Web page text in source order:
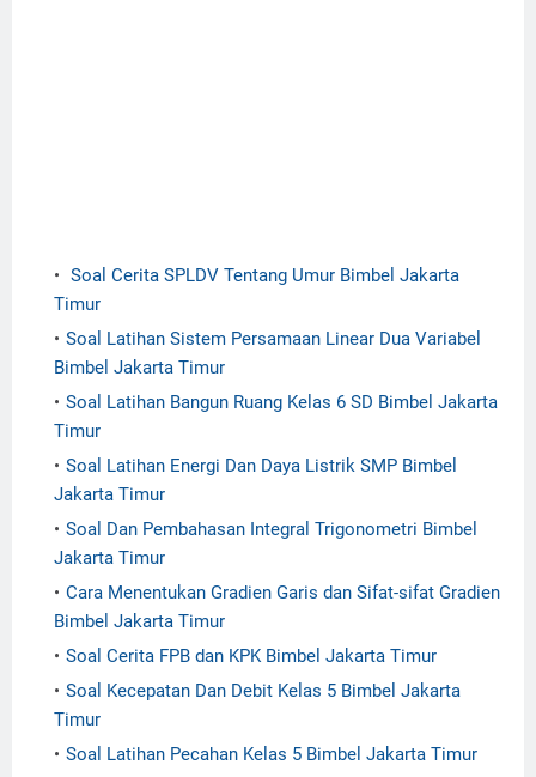
Soal Cerita SPLDV Tentang Umur Bimbel Jakarta
Timur
Soal Latihan Sistem Persamaan Linear Dua Variabel
Bimbel Jakarta Timur
Soal Latihan Bangun Ruang Kelas 6 SD Bimbel Jakarta
Timur
Soal Latihan Energi Dan Daya Listrik SMP Bimbel
Jakarta Timur
Soal Dan Pembahasan Integral Trigonometri Bimbel
Jakarta Timur
Cara Menentukan Gradien Garis dan Sifat-sifat Gradien
Bimbel Jakarta Timur
Soal Cerita FPB dan KPK Bimbel Jakarta Timur
Soal Kecepatan Dan Debit Kelas 5 Bimbel Jakarta
Timur
Soal Latihan Pecahan Kelas 5 Bimbel Jakarta Timur